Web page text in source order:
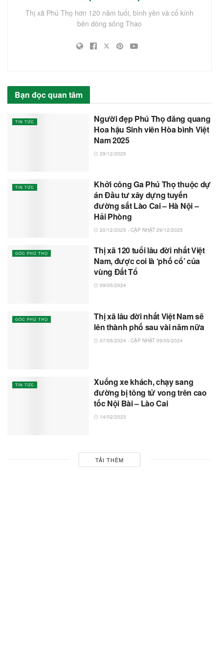
Thị xã Phú Thọ hơn 120 năm tuổi, bình yên và cổ kính
bên dòng sông Thao
Bạn đọc quan tâm
TIN TỨC
Người đẹp Phú Thọ đăng quang
Hoa hậu Sinh viên Hòa bình Việt
Nam 2025
29/12/2025
TIN TỨC
Khởi công Ga Phú Thọ thuộc dự
án Đầu tư xây dựng tuyến
đường sắt Lào Cai – Hà Nội –
Hải Phòng
20/12/2025 - CẬP NHẬT 29/12/2025
GÓC PHÚ THỌ
Thị xã 120 tuổi lâu đời nhất Việt
Nam, được coi là ‘phố cổ’ của
vùng Đất Tổ
09/05/2024
GÓC PHÚ THỌ
Thị xã lâu đời nhất Việt Nam sẽ
lên thành phố sau vài năm nữa
07/05/2024 - CẬP NHẬT 09/05/2024
TIN TỨC
Xuống xe khách, chạy sang
đường bị tông tử vong trên cao
tốc Nội Bài – Lào Cai
14/02/2023
TẢI THÊM